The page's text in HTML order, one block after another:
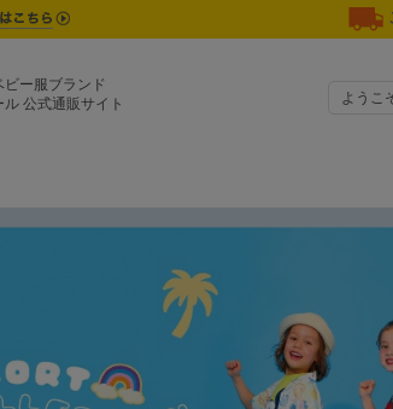
ー服ブランド
公式通販サイト
ようこ